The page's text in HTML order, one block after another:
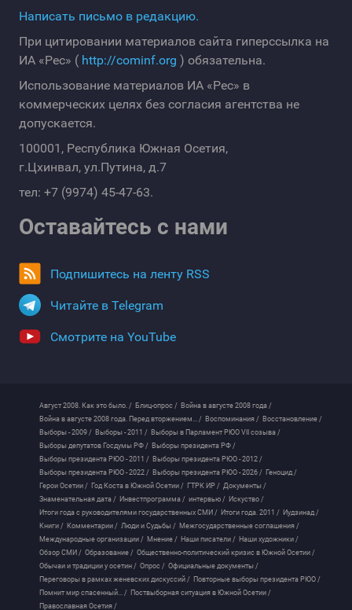
Написать письмо в редакцию.
При цитировании материалов сайта гиперссылка на
ИА «Рес» ( http://cominf.org ) обязательна.
Использование материалов ИА «Рес» в
коммерческих целях без согласия агентства не
допускается.
100001, Республика Южная Осетия,
г.Цхинвал, ул.Путина, д.7
тел: +7 (9974) 45-47-63.
Оставайтесь с нами
Подпишитесь на ленту RSS
Читайте в Telegram
Смотрите на YouTube
Август 2008. Как это было. / Блиц-опрос / Война в августе 2008 года /
Война в августе 2008 года. Перед вторжением... / Воспоминания / Восстановление /
Выборы - 2009 / Выборы - 2011 / Выборы в Парламент РЮО VII созыва /
Выборы депутатов Госдумы РФ / Выборы президента РФ /
Выборы президента РЮО - 2011 / Выборы президента РЮО - 2012 /
Выборы президента РЮО - 2022 / Выборы президента РЮО - 2026 / Геноцид /
Герои Осетии / Год Коста в Южной Осетии / ГТРК ИР / Документы /
Знаменательная дата / Инвестпрограмма / интервью / Искуство /
Итоги года с руководителями государственных СМИ / Итоги года. 2011 / Иудзинад /
Книги / Комментарии / Люди и Судьбы / Межгосударственные соглашения /
Международные организации / Мнение / Наши писатели / Наши художники /
Обзор СМИ / Образование / Общественно-политический кризис в Южной Осетии /
Обычаи и традиции у осетин / Опрос / Официальные документы /
Переговоры в рамках женевских дискуссий / Повторные выборы президента РЮО /
Помнит мир спасенный... / Поствыборная ситуация в Южной Осетии /
Православная Осетия /